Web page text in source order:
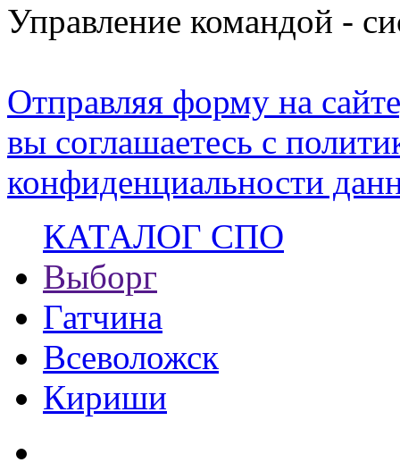
Управление командой -
Отправляя форму на
вы соглашаетесь с
конфиденциальности
КАТАЛОГ СПО
Выборг
Гатчина
Всеволожск
Кириши